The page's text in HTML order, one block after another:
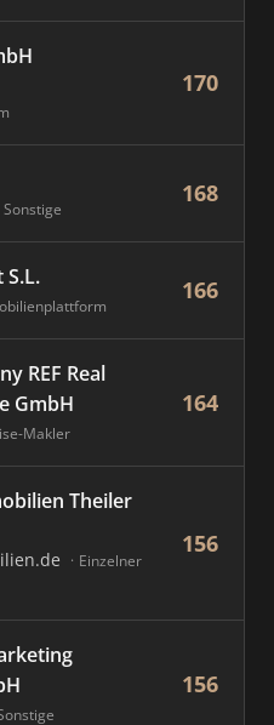
170
Sonstige
168
S.L. 166
REF Real
GmbH
Makler
164
Theiler
Einzelner
156
156